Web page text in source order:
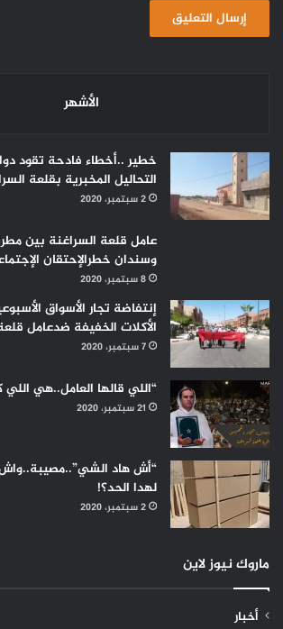
الأشهر
خطير ..أخطاء فادحة تقود
التحاليل المخبرية بقلعة
2 سبتمبر، 2020
عامل قلعة السراغنة بين
وسندان خطرالإحتقان
8 سبتمبر، 2020
إنتفاضة تجار الأسواق
الأكلات الخفيفة ضدعامل
7 سبتمبر، 2020
“اللي قالها العامل..هي اللي
21 سبتمبر، 2020
“أش هاد
لهدا الحد؟!
2 سبتمبر، 2020
ماروك نيوز لاين
أخبار